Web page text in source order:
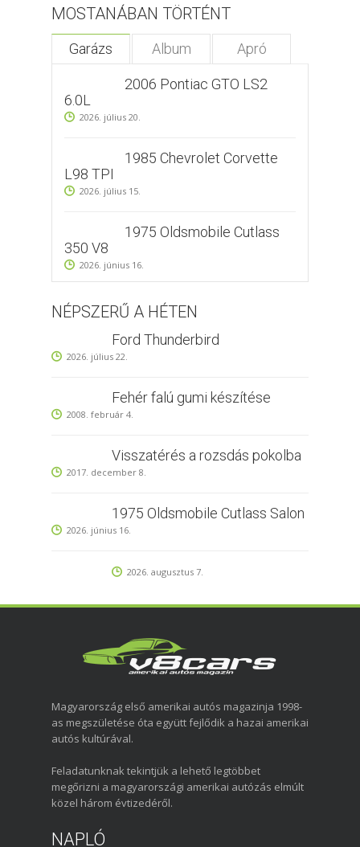
MOSTANÁBAN TÖRTÉNT
Garázs Album Apró
2006 Pontiac GTO LS2
6.0L
2026. július 20.
1985 Chevrolet Corvette
L98 TPI
2026. július 15.
1975 Oldsmobile Cutlass
350 V8
2026. június 16.
NÉPSZERŰ A HÉTEN
Ford Thunderbird
2026. július 22.
Fehér falú gumi készítése
2008. február 4.
Visszatérés a rozsdás pokolba
2017. december 8.
1975 Oldsmobile Cutlass Salon
2026. június 16.
2026. augusztus 7.
Magyarország első amerikai autós magazinja 1998-
as megszületése óta együtt fejlődik a hazai amerikai
autós kultúrával.
Feladatunknak tekintjük a lehető legtöbbet
megőrizni a magyarországi amerikai autózás elmúlt
közel három évtizedéről.
NAPLÓ